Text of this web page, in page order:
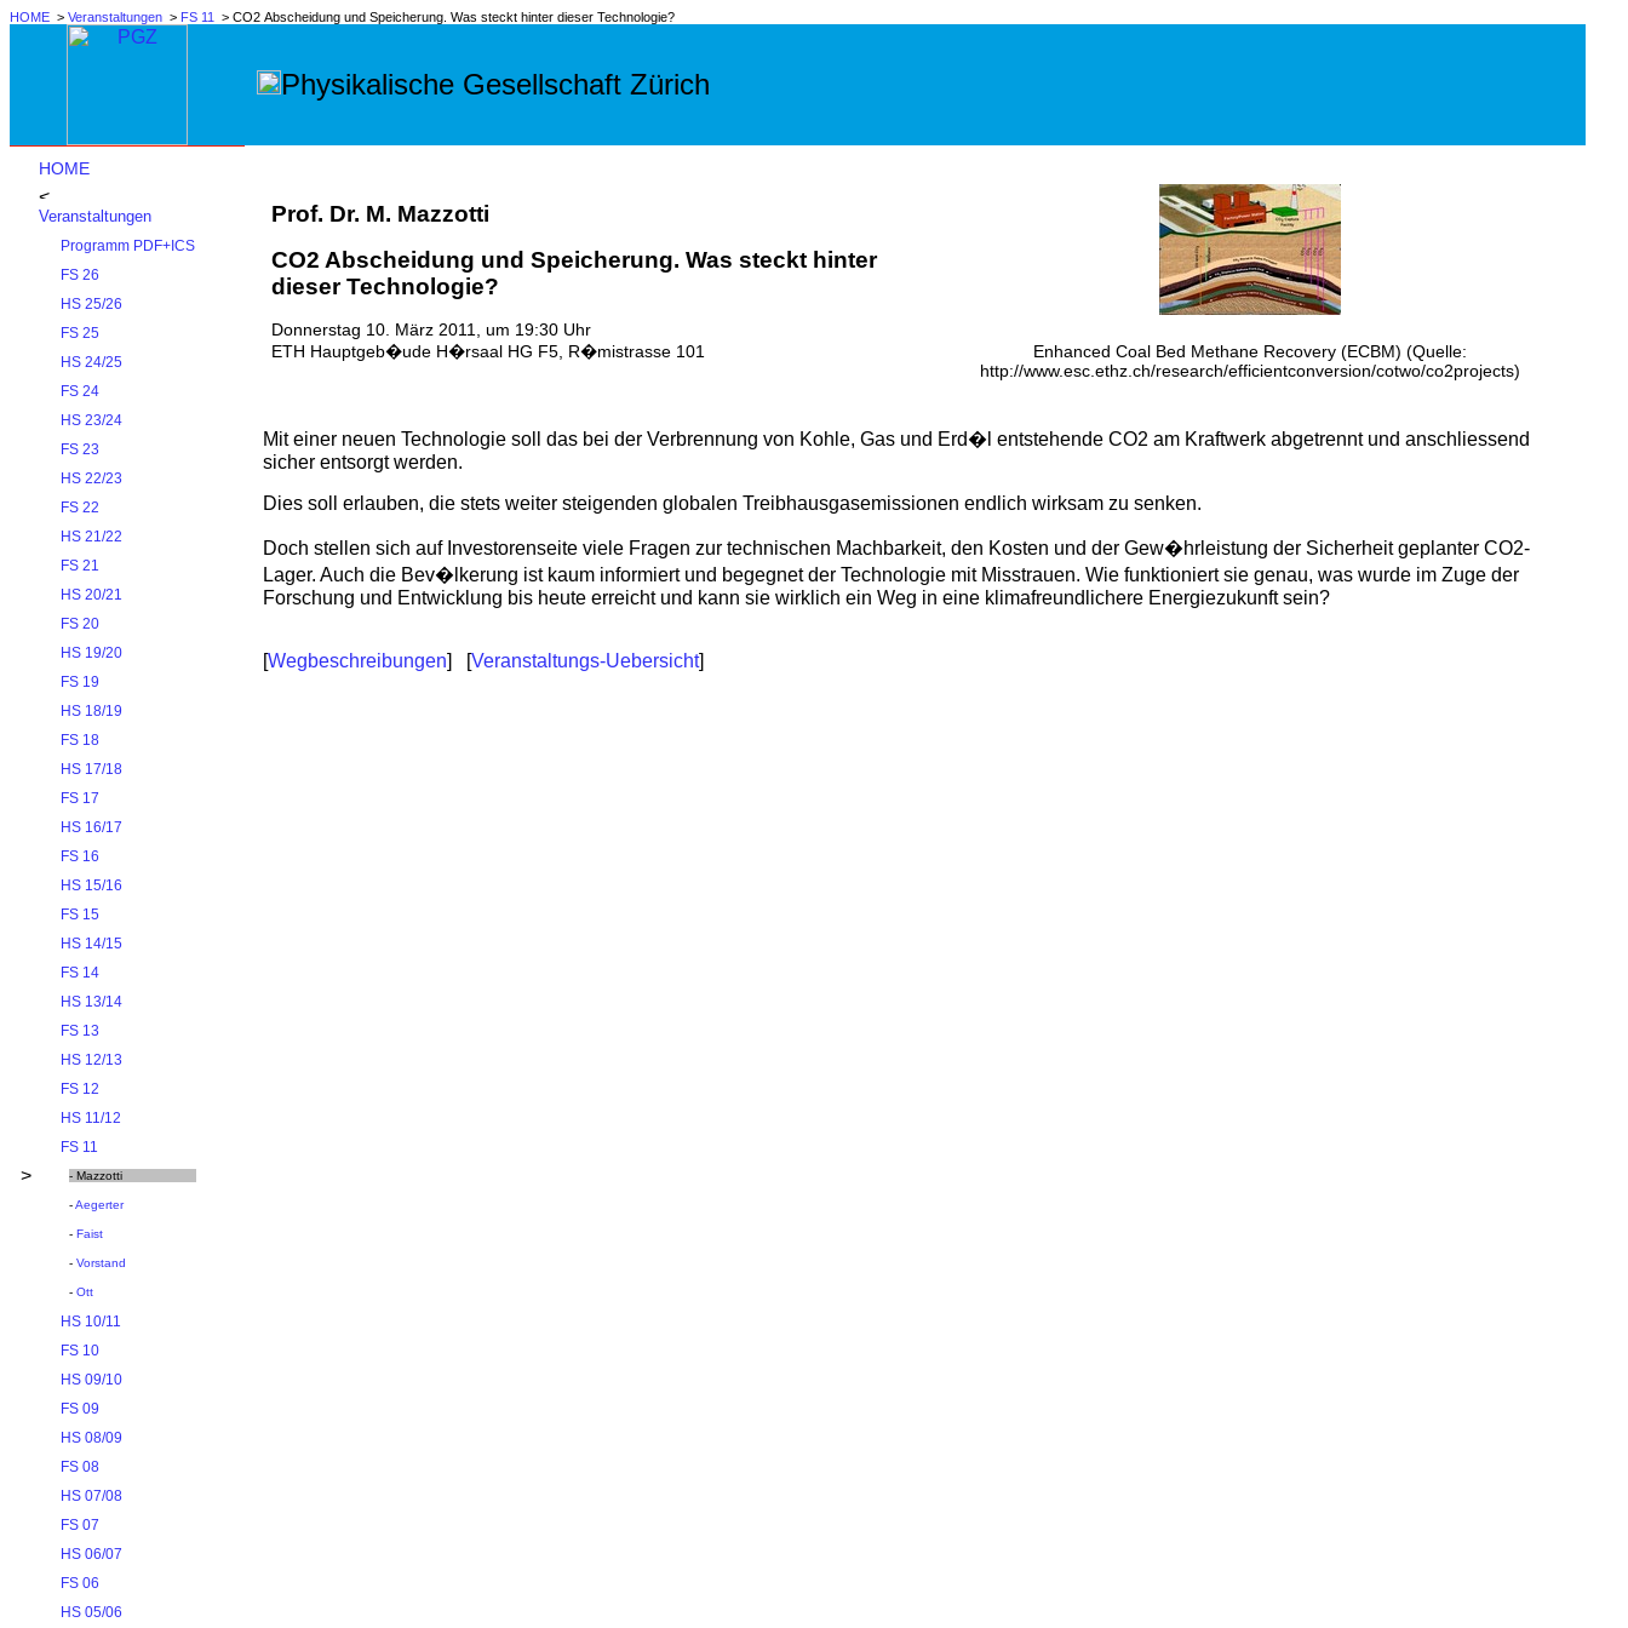
HOME > Veranstaltungen > FS 11 > CO2 Abscheidung und Speicherung. Was steckt hinter dieser Technologie?
Physikalische Gesellschaft Zürich
HOME
Veranstaltungen
Programm PDF+ICS
FS 26
HS 25/26
FS 25
HS 24/25
FS 24
HS 23/24
FS 23
HS 22/23
FS 22
HS 21/22
FS 21
HS 20/21
FS 20
HS 19/20
FS 19
HS 18/19
FS 18
HS 17/18
FS 17
HS 16/17
FS 16
HS 15/16
FS 15
HS 14/15
FS 14
HS 13/14
FS 13
HS 12/13
FS 12
HS 11/12
FS 11
> - Mazzotti
-Aegerter
- Faist
- Vorstand
- Ott
HS 10/11
FS 10
HS 09/10
FS 09
HS 08/09
FS 08
HS 07/08
FS 07
HS 06/07
FS 06
HS 05/06
Prof. Dr. M. Mazzotti
CO2 Abscheidung und Speicherung. Was steckt hinter
dieser Technologie?
Donnerstag 10. März 2011, um 19:30 Uhr
ETH Hauptgeb�ude H�rsaal HG F5, R�mistrasse 101
Enhanced Coal Bed Methane Recovery (ECBM) (Quelle:
http://www.esc.ethz.ch/research/efficientconversion/cotwo/co2projects)
Mit einer neuen Technologie soll das bei der Verbrennung von Kohle, Gas und Erd�l entstehende CO2 am Kraftwerk abgetrennt und anschliessend
sicher entsorgt werden.
Dies soll erlauben, die stets weiter steigenden globalen Treibhausgasemissionen endlich wirksam zu senken.
Doch stellen sich auf Investorenseite viele Fragen zur technischen Machbarkeit, den Kosten und der Gew�hrleistung der Sicherheit geplanter CO2-
Lager. Auch die Bev�lkerung ist kaum informiert und begegnet der Technologie mit Misstrauen. Wie funktioniert sie genau, was wurde im Zuge der
Forschung und Entwicklung bis heute erreicht und kann sie wirklich ein Weg in eine klimafreundlichere Energiezukunft sein?
[Wegbeschreibungen] [Veranstaltungs-Uebersicht]